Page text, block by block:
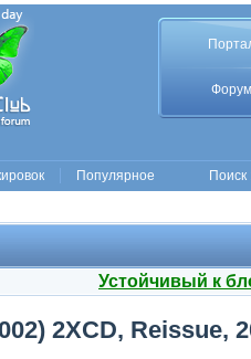
Форум
Популярное Поиск
Устойчивый к
2XCD,